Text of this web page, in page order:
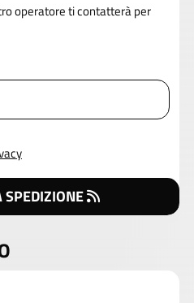
operatore ti contatterà per
SPEDIZIONE